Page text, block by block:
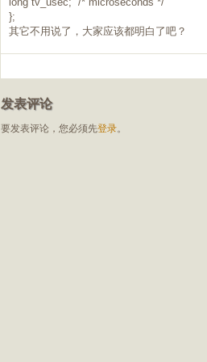
};
其它不用说了，大家应该都明白了吧？
发表评论
要发表评论，您必须先登录。